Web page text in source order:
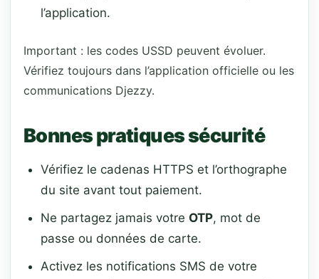
l’application.
Important : les codes USSD peuvent évoluer.
Vérifiez toujours dans l’application officielle ou les
communications Djezzy.
Bonnes pratiques sécurité
Vérifiez le cadenas HTTPS et l’orthographe
du site avant tout paiement.
Ne partagez jamais votre OTP, mot de
passe ou données de carte.
Activez les notifications SMS de votre